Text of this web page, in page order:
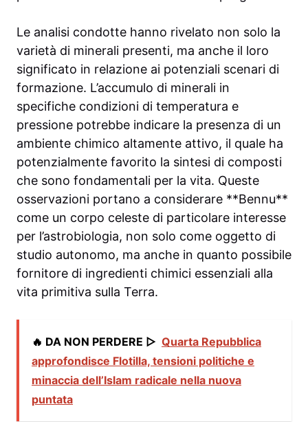
Le analisi condotte hanno rivelato non solo la
varietà di minerali presenti, ma anche il loro
significato in relazione ai potenziali scenari di
formazione. L’accumulo di minerali in
specifiche condizioni di temperatura e
pressione potrebbe indicare la presenza di un
ambiente chimico altamente attivo, il quale ha
potenzialmente favorito la sintesi di composti
che sono fondamentali per la vita. Queste
osservazioni portano a considerare **Bennu**
come un corpo celeste di particolare interesse
per l’astrobiologia, non solo come oggetto di
studio autonomo, ma anche in quanto possibile
fornitore di ingredienti chimici essenziali alla
vita primitiva sulla Terra.
🔥 DA NON PERDERE ▷ Quarta Repubblica
approfondisce Flotilla, tensioni politiche e
minaccia dell’Islam radicale nella nuova
puntata